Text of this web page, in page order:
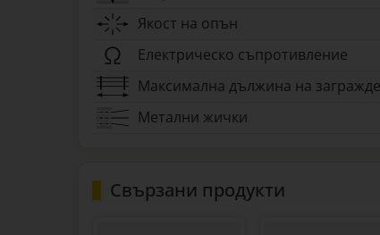
Якост на опън
Електрическо съпротивление
Максимална дължина на
Метални жички
Свързани продукти